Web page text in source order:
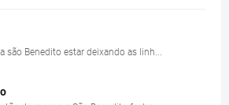
são Benedito estar deixando as linh...